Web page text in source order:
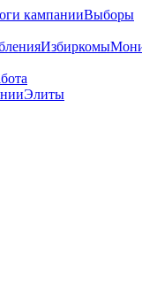
кампанииВыборы
Избиркомы
Элиты